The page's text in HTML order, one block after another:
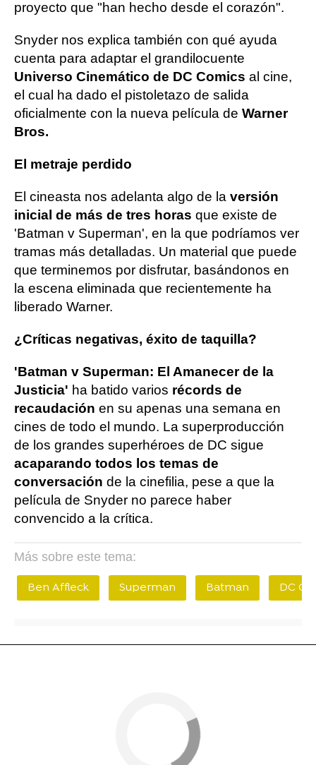
proyecto que "han hecho desde el corazón".
Snyder nos explica también con qué ayuda
cuenta para adaptar el grandilocuente
Universo Cinemático de DC Comics al cine,
el cual ha dado el pistoletazo de salida
oficialmente con la nueva película de Warner
Bros.
El metraje perdido
El cineasta nos adelanta algo de la versión
inicial de más de tres horas que existe de
'Batman v Superman', en la que podríamos ver
tramas más detalladas. Un material que puede
que terminemos por disfrutar, basándonos en
la escena eliminada que recientemente ha
liberado Warner.
¿Críticas negativas, éxito de taquilla?
'Batman v Superman: El Amanecer de la
Justicia' ha batido varios récords de
recaudación en su apenas una semana en
cines de todo el mundo. La superproducción
de los grandes superhéroes de DC sigue
acaparando todos los temas de
conversación de la cinefilia, pese a que la
película de Snyder no parece haber
convencido a la crítica.
Más sobre este tema:
Ben Affleck Superman Batman DC